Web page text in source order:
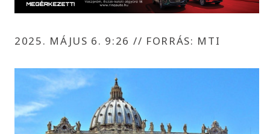
2025. MÁJUS 6. 9:26 // FORRÁS: MTI